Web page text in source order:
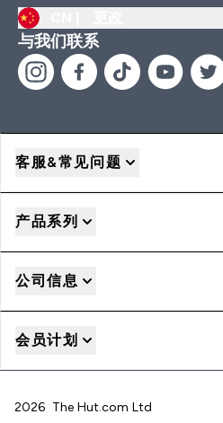
与我们联系
客服&常见问题
产品系列
公司信息
会员计划
2026 The Hut.com Ltd